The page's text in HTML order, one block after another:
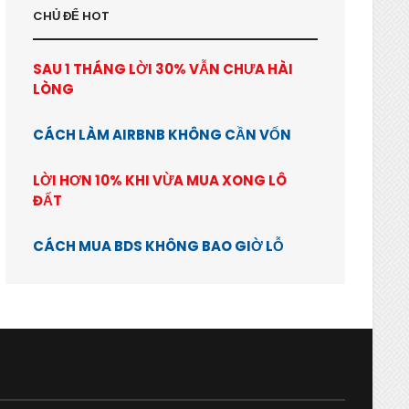
CHỦ ĐỂ HOT
SAU 1 THÁNG LỜI 30% VẪN CHƯA HÀI
LÒNG
CÁCH LÀM AIRBNB KHÔNG CẦN VỐN
LỜI HƠN 10% KHI VỪA MUA XONG LÔ
ĐẤT
CÁCH MUA BDS KHÔNG BAO GIỜ LỖ